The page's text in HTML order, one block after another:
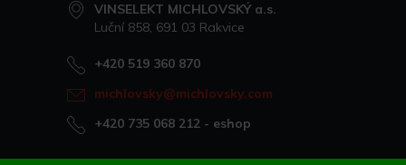
VINSELEKT MICHLOVSKÝ a.s.
Luční 858, 691 03 Rakvice
+420 519 360 870
michlovsky@michlovsky.com
+420 735 068 212 - eshop